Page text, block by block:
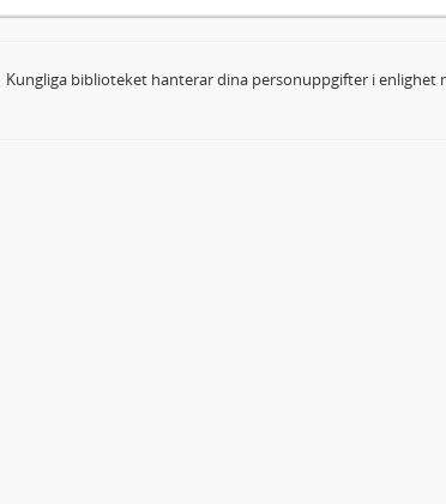
Kungliga biblioteket hanterar dina personuppgifter i enlighet